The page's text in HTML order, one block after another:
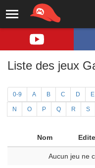
Liste des jeux
0-9 A B C D E
N O P Q R S
Nom
Aucun jeu ne